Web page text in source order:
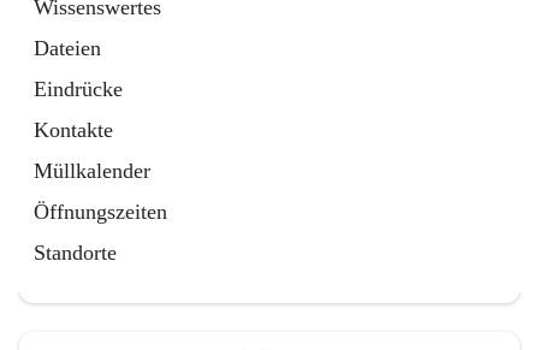
Wissenswertes
Dateien
Eindrücke
Kontakte
Müllkalender
Öffnungszeiten
Standorte